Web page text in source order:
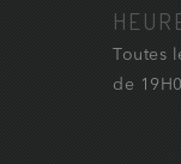
Toutes
de